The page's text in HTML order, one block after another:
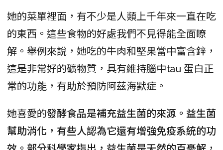
她的菜單裡面，有不少是人類上千年來一直在吃
的東西。這些食物的好處我們不見得能全面瞭
解。舉例來說，她吃的牛肉和堅果當中富含鋅，
這是非常好的礦物質，具有維持腦中tau 蛋白正
常的功能，有助於預防阿茲海默症。
她喜愛的發酵食品是補充益生菌的來源。益生菌
幫助消化，有些人認為它還有增強免疫系統的功